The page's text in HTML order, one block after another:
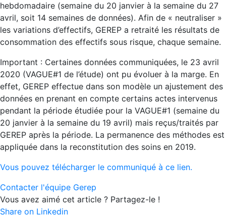
hebdomadaire (semaine du 20 janvier à la semaine du 27
avril, soit 14 semaines de données). Afin de « neutraliser »
les variations d’effectifs, GEREP a retraité les résultats de
consommation des effectifs sous risque, chaque semaine.
Important : Certaines données communiquées, le 23 avril
2020 (VAGUE#1 de l’étude) ont pu évoluer à la marge. En
effet, GEREP effectue dans son modèle un ajustement des
données en prenant en compte certains actes intervenus
pendant la période étudiée pour la VAGUE#1 (semaine du
20 janvier à la semaine du 19 avril) mais reçus/traités par
GEREP après la période. La permanence des méthodes est
appliquée dans la reconstitution des soins en 2019.
Vous pouvez télécharger le communiqué à ce lien.
Contacter l'équipe Gerep
Vous avez aimé cet article ? Partagez-le !
Share on Linkedin